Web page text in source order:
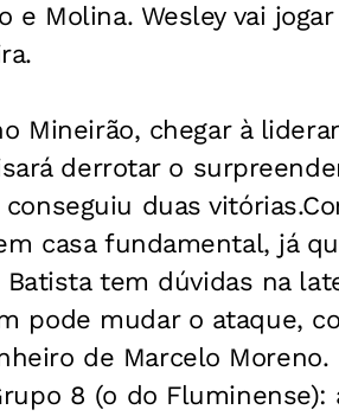
Molina. Wesley vai
Mineirão, chegar à
derrotar o
duas
casa fundamental, já
tem dúvidas na
pode mudar o ataque,
de Marcelo Moreno.
8 (o do Fluminense):